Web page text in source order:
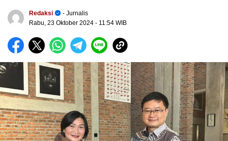
Redaksi
- Jurnalis
Rabu, 23 Oktober 2024 - 11:54 WIB